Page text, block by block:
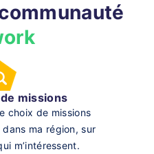
missions
choix de missions
dans ma région, sur
m’intéressent.